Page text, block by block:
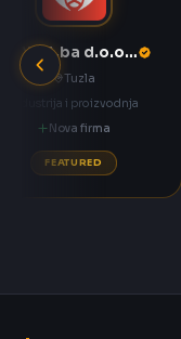
ANNOA.ba d.o.o. Tuzla
Tuzla
Industrija i proizvodnja
Nova firma
FEATURED